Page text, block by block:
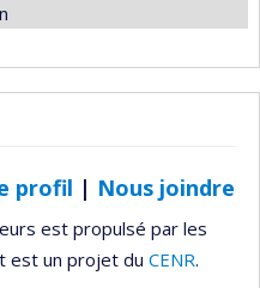
profil | Nous joindre
est propulsé par les
est un projet du CENR.